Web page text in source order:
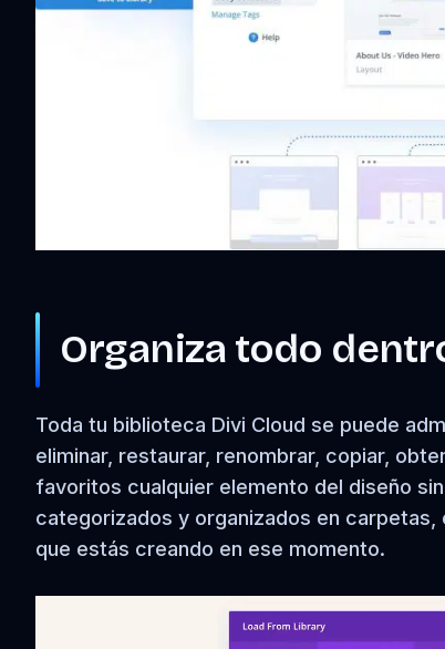
Organiza todo
Toda tu biblioteca Divi Cloud se puede
eliminar, restaurar, renombrar, copiar,
favoritos cualquier elemento del diseño
categorizados y organizados en
que estás creando en ese momento.